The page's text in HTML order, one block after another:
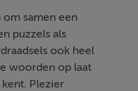
samen een
puzzels als
ook heel
woorden op laat
Plezier